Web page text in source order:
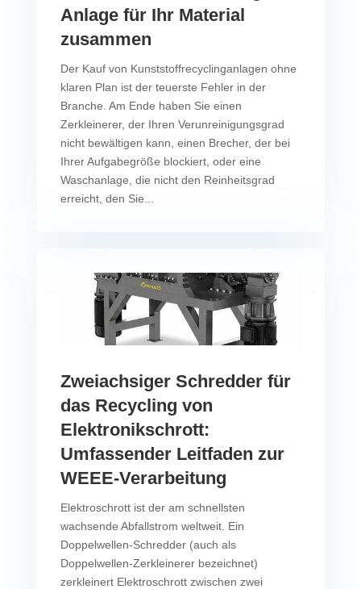
Anlage für Ihr Material
zusammen
Der Kauf von Kunststoffrecyclinganlagen ohne
klaren Plan ist der teuerste Fehler in der
Branche. Am Ende haben Sie einen
Zerkleinerer, der Ihren Verunreinigungsgrad
nicht bewältigen kann, einen Brecher, der bei
Ihrer Aufgabegröße blockiert, oder eine
Waschanlage, die nicht den Reinheitsgrad
erreicht, den Sie...
Zweiachsiger Schredder für
das Recycling von
Elektronikschrott:
Umfassender Leitfaden zur
WEEE-Verarbeitung
Elektroschrott ist der am schnellsten
wachsende Abfallstrom weltweit. Ein
Doppelwellen-Schredder (auch als
Doppelwellen-Zerkleinerer bezeichnet)
zerkleinert Elektroschrott zwischen zwei